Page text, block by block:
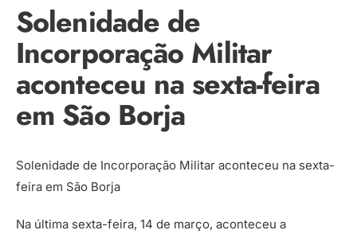
Solenidade de
Incorporação Militar
aconteceu na sexta-feira
em São Borja
Solenidade de Incorporação Militar aconteceu na sexta-
feira em São Borja
Na última sexta-feira, 14 de março, aconteceu a